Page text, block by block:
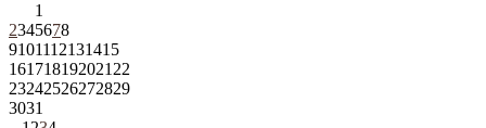
1
2345678
9101112131415
161718192021 22
23242526272829
3031